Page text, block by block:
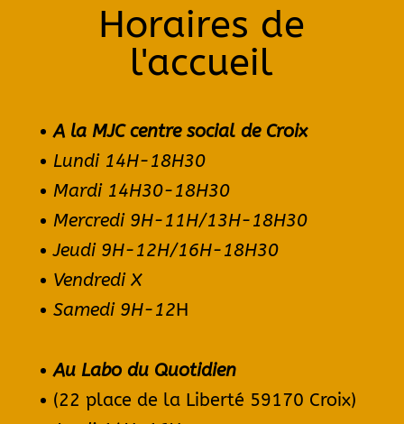
Horaires de
l'accueil
A la MJC centre social de Croix
Lundi 14H-18H30
Mardi 14H30-18H30
Mercredi 9H-11H/13H-18H30
Jeudi 9H-12H/16H-18H30
Vendredi X
Samedi 9H-12H
Au Labo du Quotidien
(22 place de la Liberté 59170 Croix)